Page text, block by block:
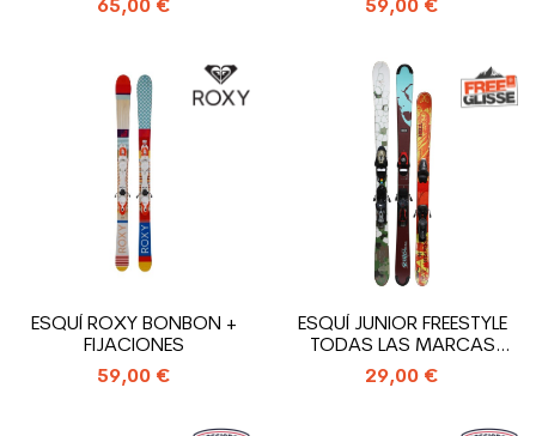
65,00 €
59,00 €
ESQUÍ ROXY BONBON +
FIJACIONES
59,00 €
ESQUÍ JUNIOR FREESTYLE
TODAS LAS MARCAS
TODOS LOS...
29,00 €